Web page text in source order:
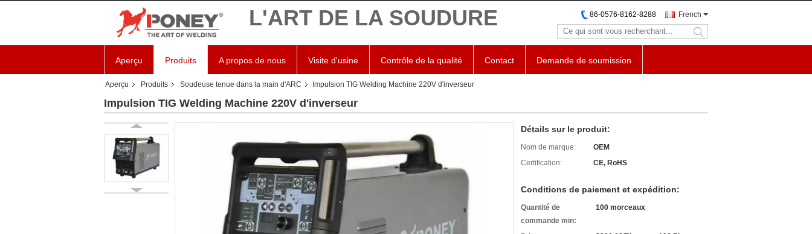
L'ART DE LA SOUDURE French
86-0576-8162-8288
search
Aperçu Produits A propos de nous Visite d'usine Contrôle de la qualité Contact Demande de soumission
Aperçu Produits Soudeuse tenue dans la main d'ARC Impulsion TIG Welding Machine 220V d'inverseur
Impulsion TIG Welding Machine 220V d'inverseur
Détails sur le produit:
Nom de marque:
OEM
Certification:
CE, RoHS
Conditions de paiement et expédition:
Quantité de
commande min:
100 morceaux